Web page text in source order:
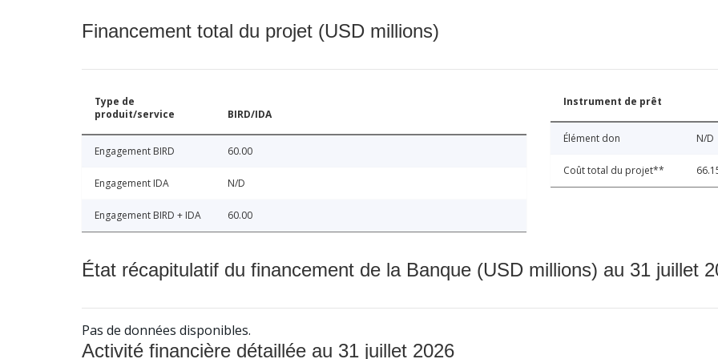
Financement total du projet (USD millions)
Type de
produit/service
BIRD/IDA
Engagement BIRD 60.00
Engagement IDA N/D
Engagement BIRD + IDA 60.00
Instrument de prêt
Élément don N/D
Coût total du projet**
État récapitulatif du financement de la Banque (USD millions) au 31 juillet
Pas de données disponibles.
Activité financière détaillée au 31 juillet 2026